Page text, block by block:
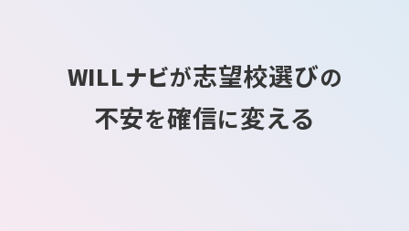
WILLナビが志望校選びの
不安を確信に変える